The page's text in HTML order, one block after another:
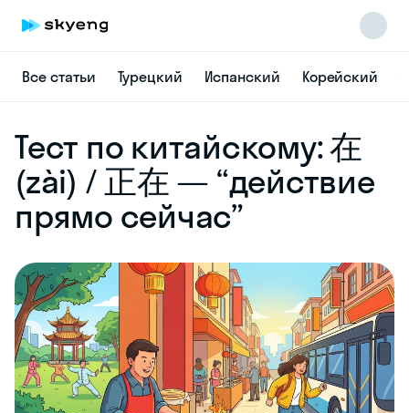
Все статьи Турецкий Испанский Корейский
Тест по китайскому: 在
(zài) / 正在 — “действие
прямо сейчас”
online